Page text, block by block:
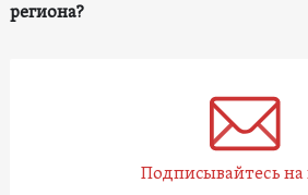
региона?
Подписывайтесь на